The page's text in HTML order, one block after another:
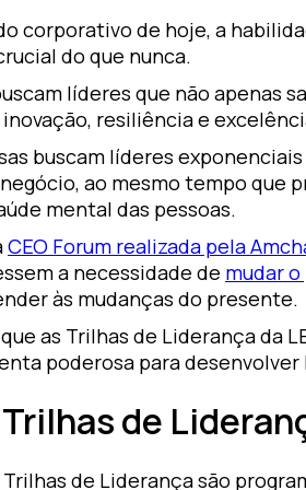
corporativo de hoje, a
do que nunca.
líderes que não apenas
resiliência e
buscam líderes
ao mesmo tempo que
mental das pessoas.
CEO Forum realizada pela
a necessidade de mudar
às mudanças do presente.
as Trilhas de Liderança da
poderosa para
de
Trilhas de Liderança são